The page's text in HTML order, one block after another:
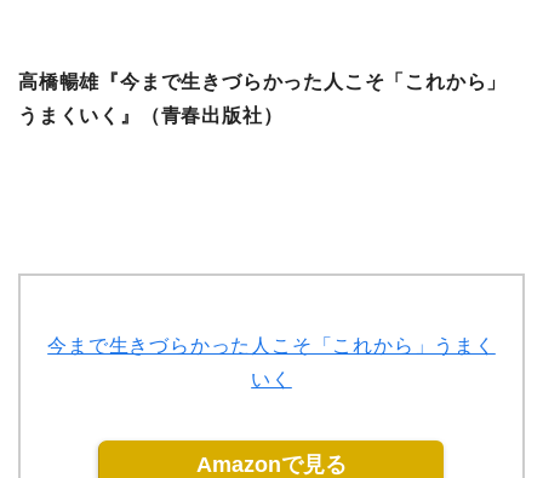
高橋暢雄『今まで生きづらかった人こそ「これから」
うまくいく』（青春出版社）
今まで生きづらかった人こそ「これから」うまく
いく
Amazonで見る